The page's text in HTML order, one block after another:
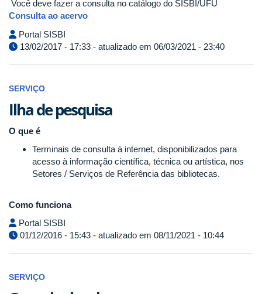
Você deve fazer a consulta no catálogo do SISBI/UFU
Consulta ao acervo
Portal SISBI
13/02/2017 - 17:33 - atualizado em 06/03/2021 - 23:40
SERVIÇO
Ilha de pesquisa
O que é
Terminais de consulta à internet, disponibilizados para
acesso à informação científica, técnica ou artística, nos
Setores / Serviços de Referência das bibliotecas.
Como funciona
Portal SISBI
01/12/2016 - 15:43 - atualizado em 08/11/2021 - 10:44
SERVIÇO